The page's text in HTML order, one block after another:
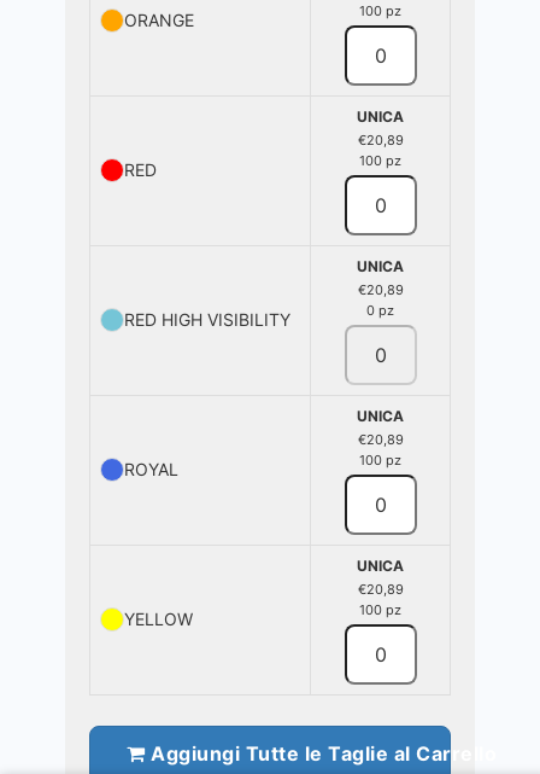
ORANGE
100 pz
RED
UNICA
€20,89
100 pz
RED HIGH VISIBILITY
UNICA
€20,89
0 pz
ROYAL
UNICA
€20,89
100 pz
YELLOW
UNICA
€20,89
100 pz
Aggiungi Tutte le Taglie al Carrello